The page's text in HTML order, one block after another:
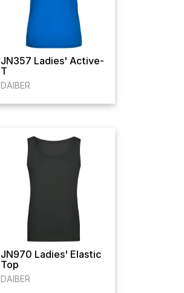
JN357 Ladies' Active-
T
DAIBER
JN970 Ladies' Elastic
Top
DAIBER